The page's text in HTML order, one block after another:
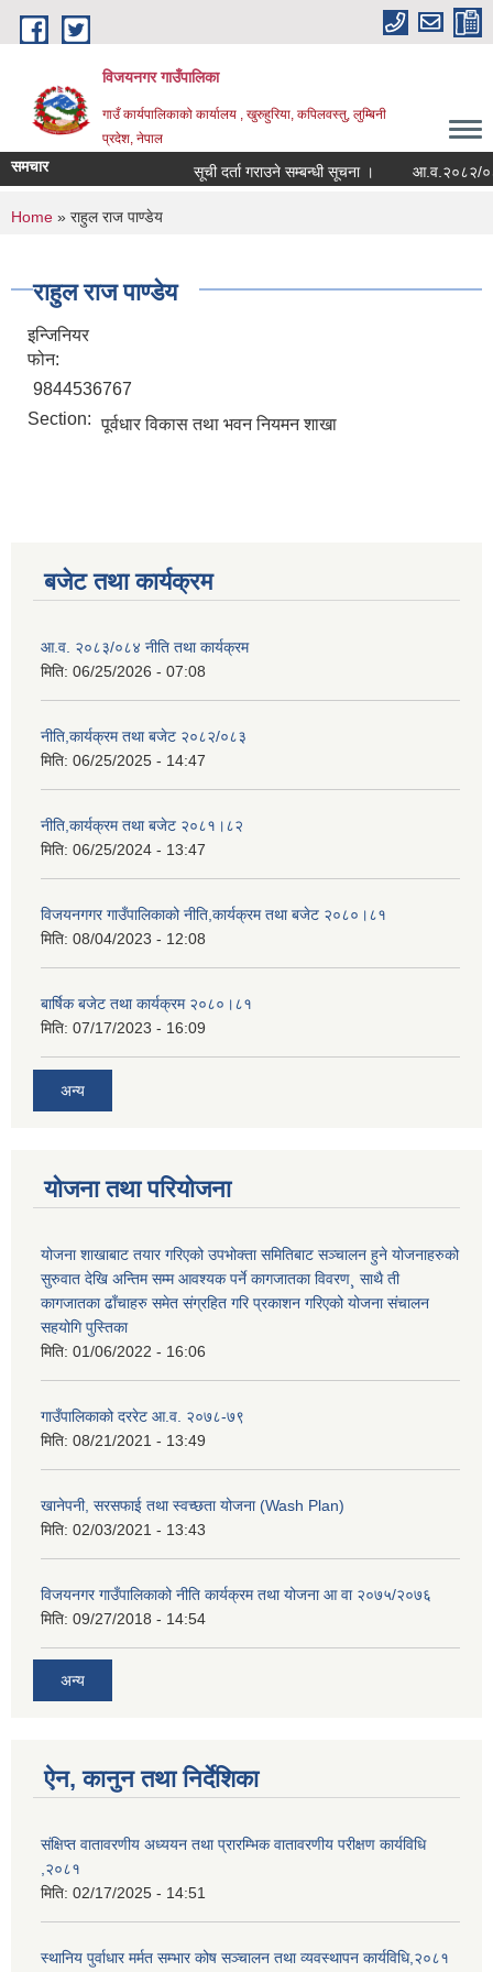
Skip to main content
विजयनगर गाउँपालिका
गाउँ कार्यपालिकाको कार्यालय , खुरुहुरिया, कपिलवस्तु, लुम्बिनी
प्रदेश, नेपाल
समचार सूची दर्ता गराउने सम्बन्धी सूचना । आ.व.२०८२/
You are here
Home » राहुल राज पाण्डेय
राहुल राज पाण्डेय
इन्जिनियर
फोन:
9844536767
Section: पूर्वधार विकास तथा भवन नियमन शाखा
बजेट तथा कार्यक्रम
आ.व. २०८३/०८४ नीति तथा कार्यक्रम
मिति: 06/25/2026 - 07:08
नीति,कार्यक्रम तथा बजेट २०८२/०८३
मिति: 06/25/2025 - 14:47
नीति,कार्यक्रम तथा बजेट २०८१।८२
मिति: 06/25/2024 - 13:47
विजयनगगर गाउँपालिकाको नीति,कार्यक्रम तथा बजेट २०८०।८१
मिति: 08/04/2023 - 12:08
बार्षिक बजेट तथा कार्यक्रम २०८०।८१
मिति: 07/17/2023 - 16:09
अन्य
योजना तथा परियोजना
योजना शाखाबाट तयार गरिएको उपभोक्ता समितिबाट सञ्चालन हुने योजनाहरुको
सुरुवात देखि अन्तिम सम्म आवश्यक पर्ने कागजातका विवरण¸ साथै ती
कागजातका ढाँचाहरु समेत संग्रहित गरि प्रकाशन गरिएको योजना संचालन
सहयोगि पुस्तिका
मिति: 01/06/2022 - 16:06
गाउँपालिकाको दररेट आ.व. २०७८-७९
मिति: 08/21/2021 - 13:49
खानेपनी, सरसफाई तथा स्वच्छता योजना (Wash Plan)
मिति: 02/03/2021 - 13:43
विजयनगर गाउँपालिकाको नीति कार्यक्रम तथा योजना आ वा २०७५/२०७६
मिति: 09/27/2018 - 14:54
अन्य
ऐन, कानुन तथा निर्देशिका
संक्षिप्त वातावरणीय अध्ययन तथा प्रारम्भिक वातावरणीय परीक्षण कार्यविधि
,२०८१
मिति: 02/17/2025 - 14:51
स्थानिय पुर्वाधार मर्मत सम्भार कोष सञ्चालन तथा व्यवस्थापन कार्यविधि,२०८१